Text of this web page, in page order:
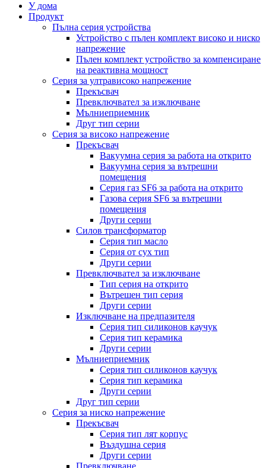
У дома
Продукт
Пълна серия устройства
Устройство с пълен комплект високо и ниско
напрежение
Пълен комплект устройство за компенсиране
на реактивна мощност
Серия за ултрависоко напрежение
Прекъсвач
Превключвател за изключване
Мълниеприемник
Друг тип серии
Серия за високо напрежение
Прекъсвач
Вакуумна серия за работа на открито
Вакуумна серия за вътрешни
помещения
Серия газ SF6 за работа на открито
Газова серия SF6 за вътрешни
помещения
Други серии
Силов трансформатор
Серия тип масло
Серия от сух тип
Други серии
Превключвател за изключване
Тип серия на открито
Вътрешен тип серия
Други серии
Изключване на предпазителя
Серия тип силиконов каучук
Серия тип керамика
Други серии
Мълниеприемник
Серия тип силиконов каучук
Серия тип керамика
Други серии
Друг тип серии
Серия за ниско напрежение
Прекъсвач
Серия тип лят корпус
Въздушна серия
Други серии
Превключване